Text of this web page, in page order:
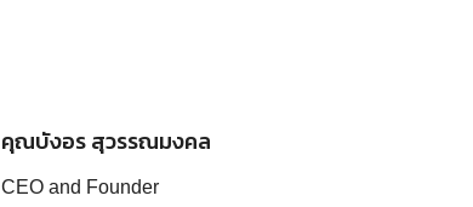
คุณบังอร สุวรรณมงคล
CEO and Founder